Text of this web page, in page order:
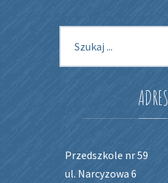
dla:
ADRES
Przedszkole nr 59
ul. Narcyzowa 6